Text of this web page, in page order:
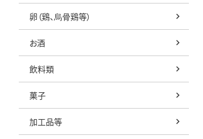
卵（鶏、烏骨鶏等）
お酒
飲料類
菓子
加工品等